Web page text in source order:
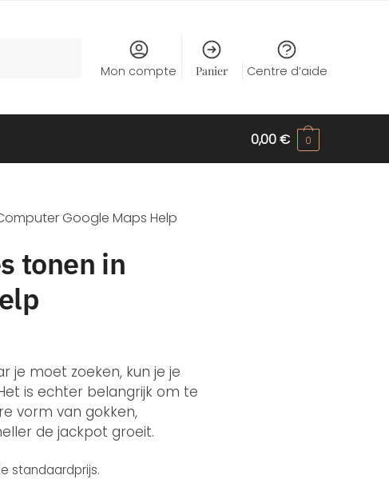
Mon compte
Panier Centre d’aide
0,00€ 0
Google Maps Help
tonen in
je moet zoeken, kun je je
is echter belangrijk om te
vorm van gokken,
de jackpot groeit.
standaardprijs.